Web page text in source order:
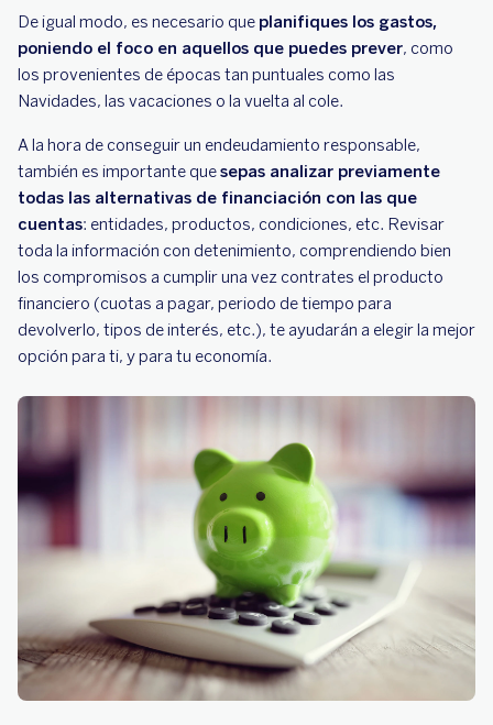
De igual modo, es necesario que planifiques los gastos,
poniendo el foco en aquellos que puedes prever, como
los provenientes de épocas tan puntuales como las
Navidades, las vacaciones o la vuelta al cole.
A la hora de conseguir un endeudamiento responsable,
también es importante quesepas analizar previamente
todas las alternativas de financiación con las que
cuentas: entidades, productos, condiciones, etc. Revisar
toda la información con detenimiento, comprendiendo bien
los compromisos a cumplir una vez contrates el producto
financiero (cuotas a pagar, periodo de tiempo para
devolverlo, tipos de interés, etc.), te ayudarán a elegir la mejor
opción para ti, y para tu economía.